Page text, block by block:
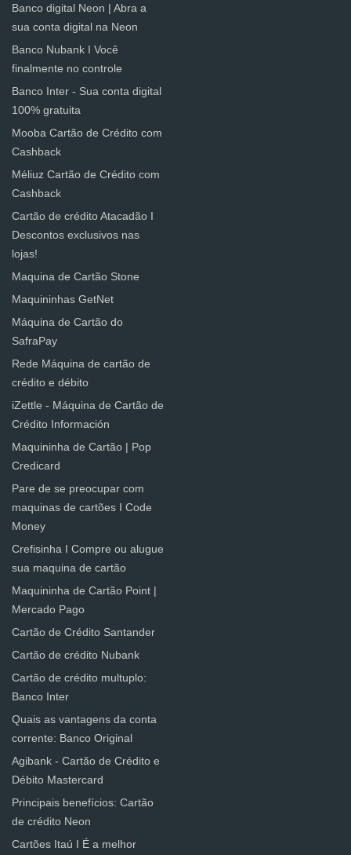
Banco digital Neon | Abra a
sua conta digital na Neon
Banco Nubank I Você
finalmente no controle
Banco Inter - Sua conta digital
100% gratuita
Mooba Cartão de Crédito com
Cashback
Méliuz Cartão de Crédito com
Cashback
Cartão de crédito Atacadão I
Descontos exclusivos nas
lojas!
Maquina de Cartão Stone
Maquininhas GetNet
Máquina de Cartão do
SafraPay
Rede Máquina de cartão de
crédito e débito
iZettle - Máquina de Cartão de
Crédito Información
Maquininha de Cartão | Pop
Credicard
Pare de se preocupar com
maquinas de cartões I Code
Money
Crefisinha I Compre ou alugue
sua maquina de cartão
Maquininha de Cartão Point |
Mercado Pago
Cartão de Crédito Santander
Cartão de crédito Nubank
Cartão de crédito multuplo:
Banco Inter
Quais as vantagens da conta
corrente: Banco Original
Agibank - Cartão de Crédito e
Débito Mastercard
Principais benefícios: Cartão
de crédito Neon
Cartões Itaú I É a melhor